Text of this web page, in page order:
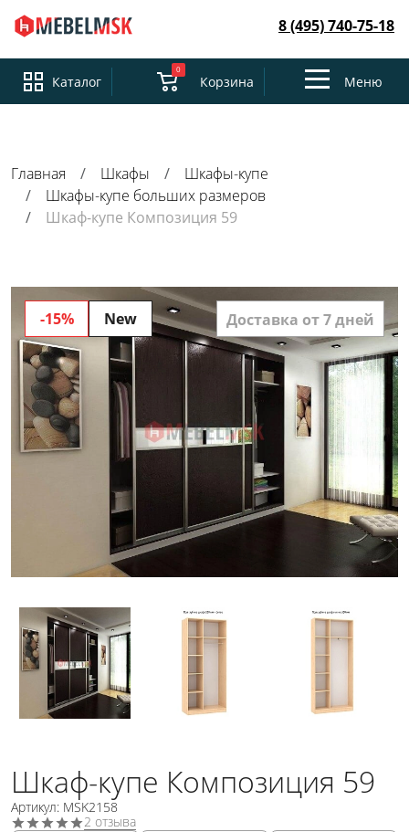
8 (495) 740-75-18
Каталог
0
Корзина
ToggleМеню
Главная Шкафы
Шкафы-купе
Шкафы-купе больших размеров
Шкаф-купе Композиция 59
-15% New Доставка от 7 дней
Шкаф-купе Композиция 59
Артикул: MSK2158
2 отзыва